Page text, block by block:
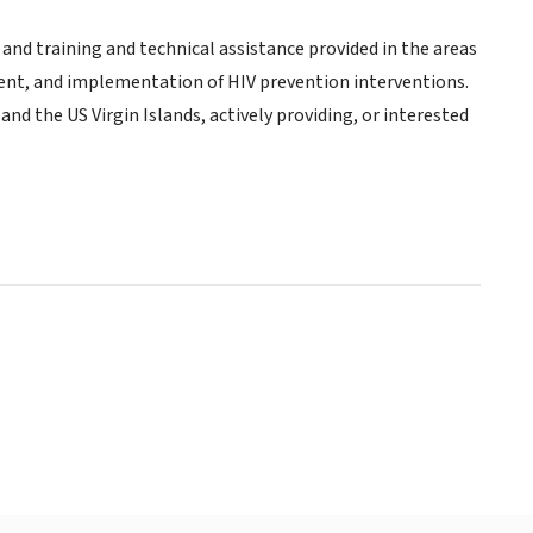
training and technical assistance provided in the areas
and implementation of HIV prevention interventions.
the US Virgin Islands, actively providing, or interested